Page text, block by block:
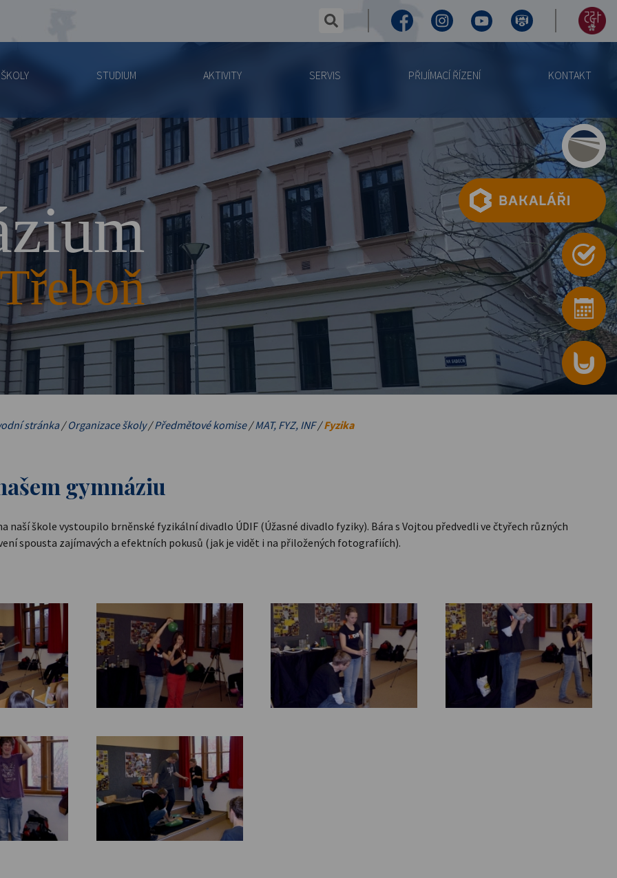
STUDIUM AKTIVITY SERVIS PŘIJÍMACÍ ŘÍZENÍ KONTAKT
hledaný text...
✕
FacebookInstagramYoutubeVirtuální
155
výročí
Třeboň
stránka/Organizace školy/Předmětové komise/MAT, FYZ, INF/Fyzika
gymnáziu
naší škole vystoupilo brněnské fyzikální divadlo ÚDIF (Úžasné divadlo fyziky). Bára s Vojtou předvedli ve čtyřech různých
spousta zajímavých a efektních pokusů (jak je vidět i na přiložených fotografiích).